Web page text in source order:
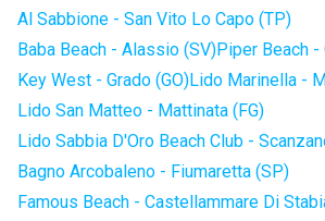
Al Sabbione - San Vito Lo Capo (TP)
Baba Beach - Alassio (SV)Piper Beach -
Key West - Grado (GO)Lido Marinella -
Lido San Matteo - Mattinata (FG)
Lido Sabbia D'Oro Beach Club -
Bagno Arcobaleno - Fiumaretta (SP)
Famous Beach - Castellammare Di